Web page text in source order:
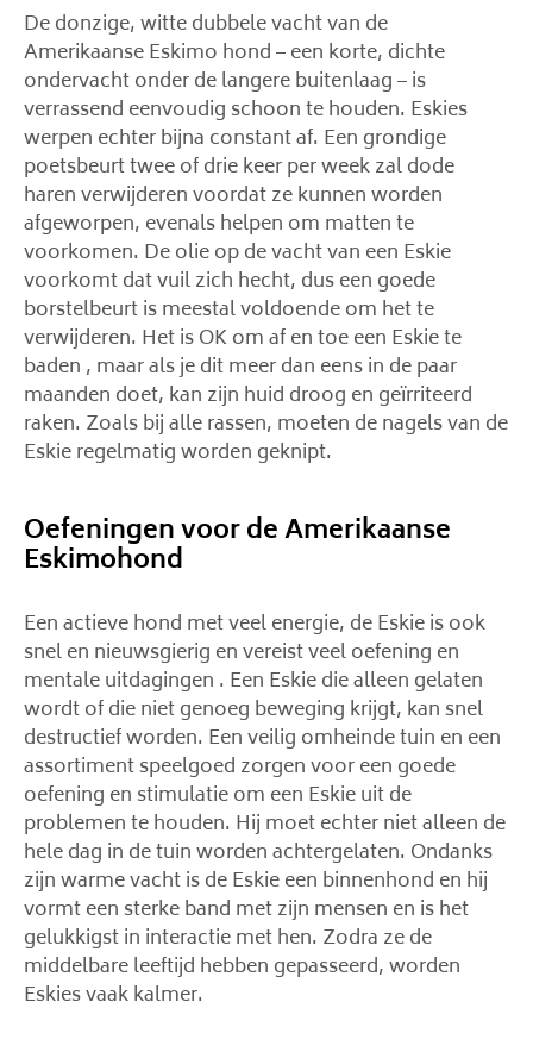
De donzige, witte dubbele vacht van de
Amerikaanse Eskimo hond – een korte, dichte
ondervacht onder de langere buitenlaag – is
verrassend eenvoudig schoon te houden. Eskies
werpen echter bijna constant af. Een grondige
poetsbeurt twee of drie keer per week zal dode
haren verwijderen voordat ze kunnen worden
afgeworpen, evenals helpen om matten te
voorkomen. De olie op de vacht van een Eskie
voorkomt dat vuil zich hecht, dus een goede
borstelbeurt is meestal voldoende om het te
verwijderen. Het is OK om af en toe een Eskie te
baden , maar als je dit meer dan eens in de paar
maanden doet, kan zijn huid droog en geïrriteerd
raken. Zoals bij alle rassen, moeten de nagels van de
Eskie regelmatig worden geknipt.
Oefeningen voor de Amerikaanse
Eskimohond
Een actieve hond met veel energie, de Eskie is ook
snel en nieuwsgierig en vereist veel oefening en
mentale uitdagingen . Een Eskie die alleen gelaten
wordt of die niet genoeg beweging krijgt, kan snel
destructief worden. Een veilig omheinde tuin en een
assortiment speelgoed zorgen voor een goede
oefening en stimulatie om een ​​Eskie uit de
problemen te houden. Hij moet echter niet alleen de
hele dag in de tuin worden achtergelaten. Ondanks
zijn warme vacht is de Eskie een binnenhond en hij
vormt een sterke band met zijn mensen en is het
gelukkigst in interactie met hen. Zodra ze de
middelbare leeftijd hebben gepasseerd, worden
Eskies vaak kalmer.